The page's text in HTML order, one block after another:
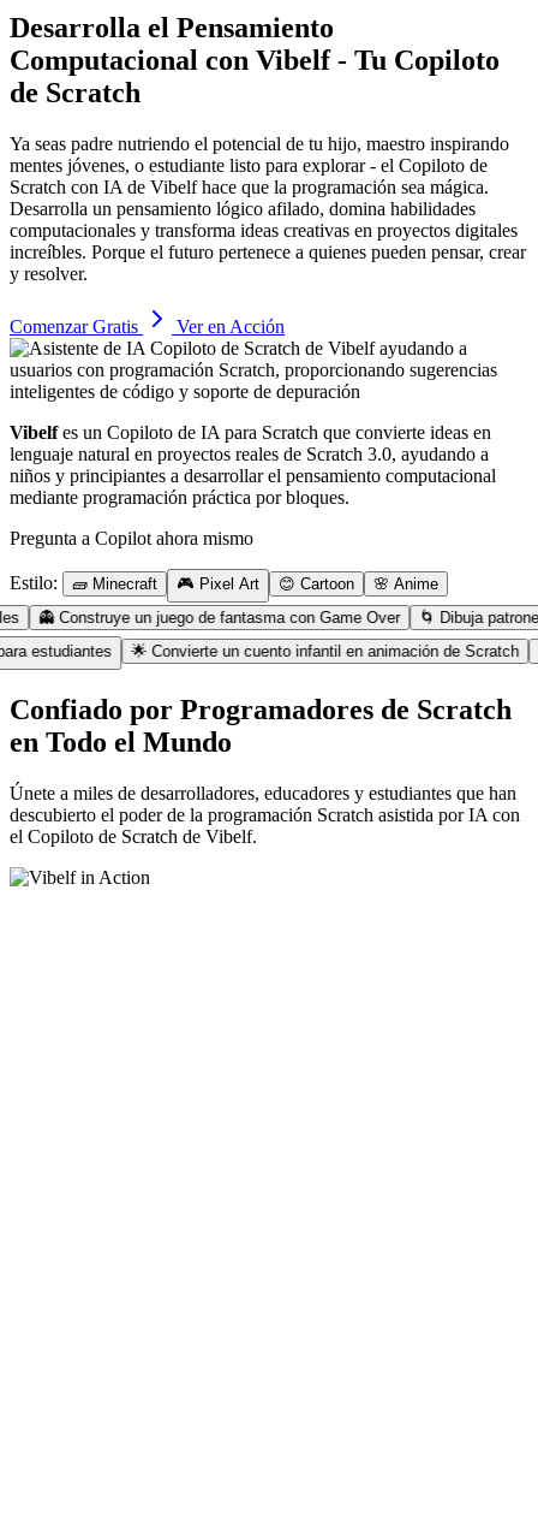
Desarrolla el Pensamiento
Computacional con Vibelf- Tu Copiloto
de Scratch
Ya seas padre nutriendo el potencial de tu hijo, maestro inspirando
mentes jóvenes, o estudiante listo para explorar - el Copiloto de
Scratch con IA de Vibelf hace que la programación sea mágica.
Desarrolla un pensamiento lógico afilado, domina habilidades
computacionales y transforma ideas creativas en proyectos digitales
increíbles. Porque el futuro pertenece a quienes pueden pensar, crear
y resolver.
Comenzar Gratis Ver en Acción
Vibelfes un Copiloto de IA para Scratch que convierte ideas en
lenguaje natural en proyectos reales de Scratch 3.0, ayudando a
niños y principiantes a desarrollar el pensamiento computacional
mediante programación práctica por bloques.
Pregunta a Copilot ahora mismo
Estilo: 🧱 Minecraft 🎮 Pixel Art 😊 Cartoon
🌸 Anime
Construye un juego de fantasma con Game Over 🌀 Dibuja patrones
para estudiantes
🌟 Convierte un cuento infantil en animación de
Confiado por Programadores de Scratch
en Todo el Mundo
Únete a miles de desarrolladores, educadores y estudiantes que han
descubierto el poder de la programación Scratch asistida por IA con
el Copiloto de Scratch de Vibelf.